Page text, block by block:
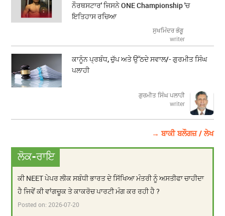
ਨੌਰਥਸਟਾਰ' ਜਿਸਨੇ ONE Championship 'ਚ
ਇਤਿਹਾਸ ਰਚਿਆ
ਸੁਖਮਿੰਦਰ ਭੰਗੂ
writer
ਕਾਨੂੰਨ ਪ੍ਰਬੰਧ, ਚੁੱਪ ਅਤੇ ਉੱਠਦੇ ਸਵਾਲ/- ਗੁਰਮੀਤ ਸਿੰਘ
ਪਲਾਹੀ
ਗੁਰਮੀਤ ਸਿੰਘ ਪਲਾਹੀ
writer
→ ਬਾਕੀ ਬਲੌਗਜ਼ / ਲੇਖ
ਲੋਕ-ਰਾਇ
ਕੀ NEET ਪੇਪਰ ਲੀਕ ਸਬੰਧੀ ਭਾਰਤ ਦੇ ਸਿੱਖਿਆ ਮੰਤਰੀ ਨੂੰ ਅਸਤੀਫਾ ਚਾਹੀਦਾ
ਹੈ ਜਿਵੇਂ ਕੀ ਵਾਂਗਚੂਕ ਤੇ ਕਾਕਰੋਚ ਪਾਰਟੀ ਮੰਗ ਕਰ ਰਹੀ ਹੈ ?
Posted on:2026-07-20